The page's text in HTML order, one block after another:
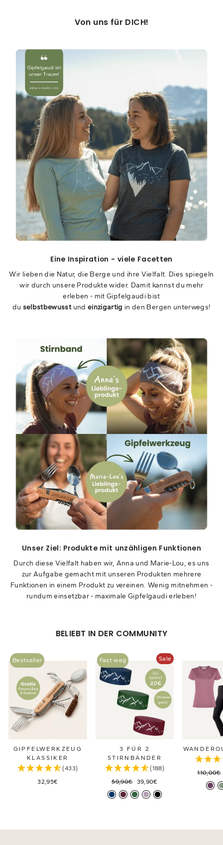
Von uns für DICH!
Eine Inspiration - viele Facetten
Wir lieben die Natur, die Berge und ihre Vielfalt. Dies spiegeln
wir durch unsere Produkte wider. Damit kannst du mehr
erleben - mit Gipfelgaudi bist
du selbstbewusst und einzigartig in den Bergen unterwegs!
Unser Ziel: Produkte mit unzähligen Funktionen
Durch diese Vielfalt haben wir, Anna und Marie-Lou, es uns
zur Aufgabe gemacht mit unseren Produkten mehrere
Funktionen in einem Produkt zu vereinen. Wenig mitnehmen -
rundum einsetzbar - maximale Gipfelgaudi erleben!
BELIEBT IN DER COMMUNITY
Bestseller
GIPFELWERKZEUG
KLASSIKER
(433)
32,95€
Fast weg Sale
3 FÜR 2
STIRNBÄNDER
(188)
Normaler
Preis
59,90€ Sonderpreis
39,90€
Preis
110,00€